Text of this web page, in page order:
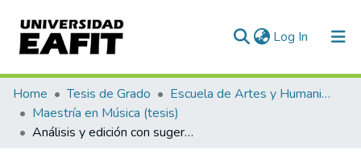
Log In (current)
Communities & Collections
All of DSpace
Home Tesis de Grado
Escuela de Artes y Humanidades
Maestría en Música (tesis)
Análisis y edición con sugerencias interpretativas de la Serenata Op. 3 para violoncello y piano de Johann Hasler